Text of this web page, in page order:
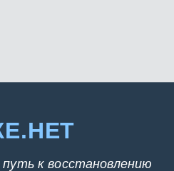
к восстановлению